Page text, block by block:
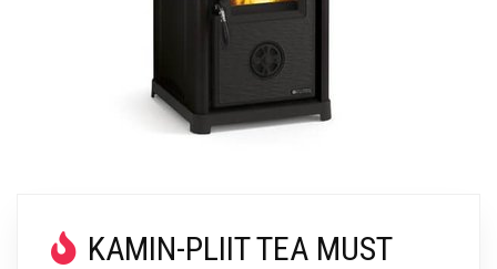
KAMIN-PLIIT TEA MUST